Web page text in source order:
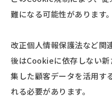
難になる可能性があります。
改正個人情報保護法など関
後はCookieに依存しない
集した顧客データを活用す
れる必要があります。